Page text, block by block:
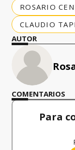
ROSARIO
CLAUDIO
AUTOR
COMENTARIOS
Para